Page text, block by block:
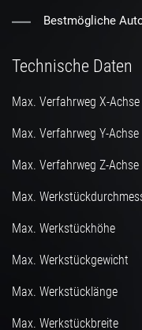
Bestmögliche
Technische Daten
Max. Verfahrweg X-Achse
Max. Verfahrweg Y-Achse
Max. Verfahrweg Z-Achse
Max.
Max. Werkstückhöhe
Max. Werkstückgewicht
Max. Werkstücklänge
Max. Werkstückbreite